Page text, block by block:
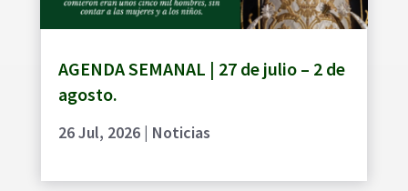
AGENDA SEMANAL | 27 de julio – 2 de
agosto.
26 Jul, 2026| Noticias